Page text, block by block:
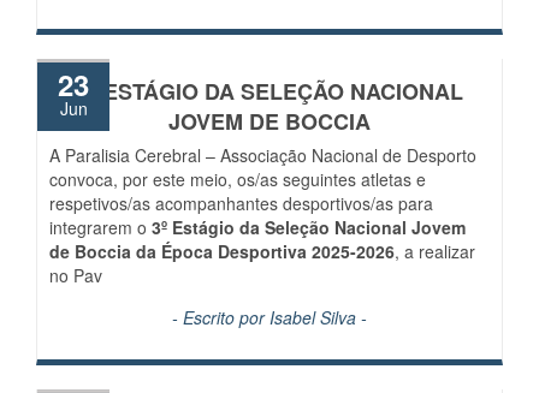
3º ESTÁGIO DA SELEÇÃO NACIONAL
JOVEM DE BOCCIA
23
Jun
A Paralisia Cerebral – Associação Nacional de Desporto
convoca, por este meio, os/as seguintes atletas e
respetivos/as acompanhantes desportivos/as para
integrarem o 3º Estágio da Seleção Nacional Jovem
de Boccia da Época Desportiva 2025-2026, a realizar
no Pav
- Escrito porIsabel Silva -